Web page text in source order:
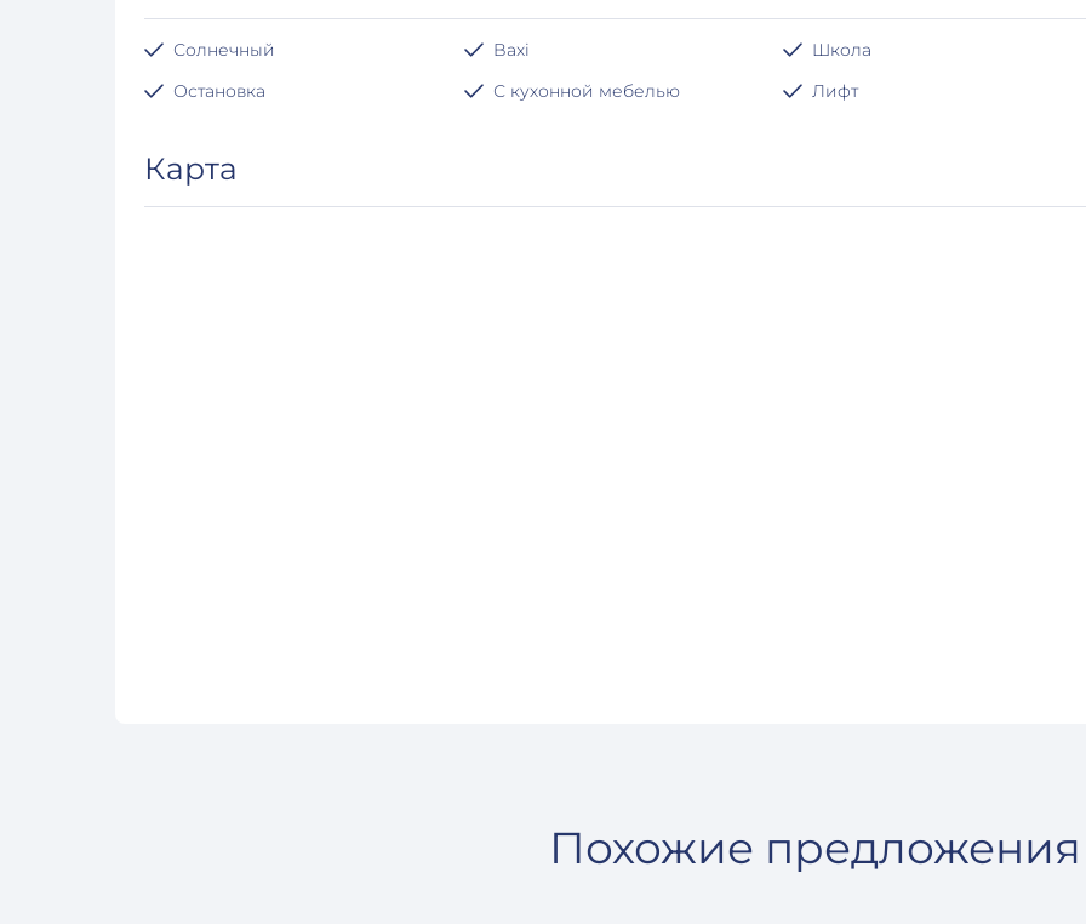
Солнечный Baxi
Школа
Остановка
С кухонной мебелью Лифт
Карта
Похожие предложения